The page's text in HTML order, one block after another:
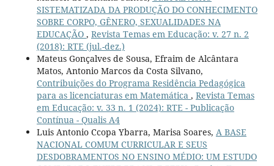
SISTEMATIZADA DA PRODUÇÃO DO CONHECIMENTO
SOBRE CORPO, GÊNERO, SEXUALIDADES NA
EDUCAÇÃO , Revista Temas em Educação: v. 27 n. 2
(2018): RTE (jul.-dez.)
Mateus Gonçalves de Sousa, Efraim de Alcântara
Matos, Antonio Marcos da Costa Silvano,
Contribuições do Programa Residência Pedagógica
para as licenciaturas em Matemática , Revista Temas
em Educação: v. 33 n. 1 (2024): RTE - Publicação
Contínua - Qualis A4
Luis Antonio Ccopa Ybarra, Marisa Soares, A BASE
NACIONAL COMUM CURRICULAR E SEUS
DESDOBRAMENTOS NO ENSINO MÉDIO: UM ESTUDO